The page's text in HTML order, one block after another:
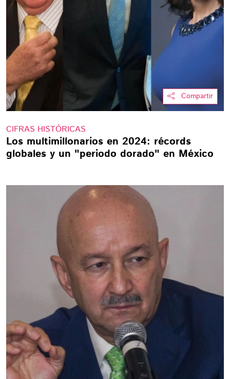
Compartir
CIFRAS HISTÓRICAS
Los multimillonarios en 2024: récords
globales y un "periodo dorado" en México